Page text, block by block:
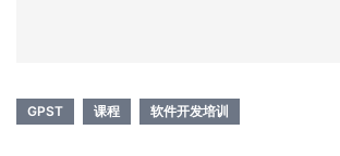
GPST 课程 软件开发培训